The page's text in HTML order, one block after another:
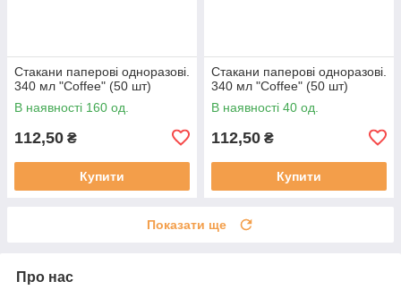
Стакани паперові одноразові.
340 мл "Coffee" (50 шт)
В наявності 160 од.
112,50 ₴
Купити
Стакани паперові одноразові.
340 мл "Coffee" (50 шт)
В наявності 40 од.
112,50 ₴
Купити
Показати ще
Про нас